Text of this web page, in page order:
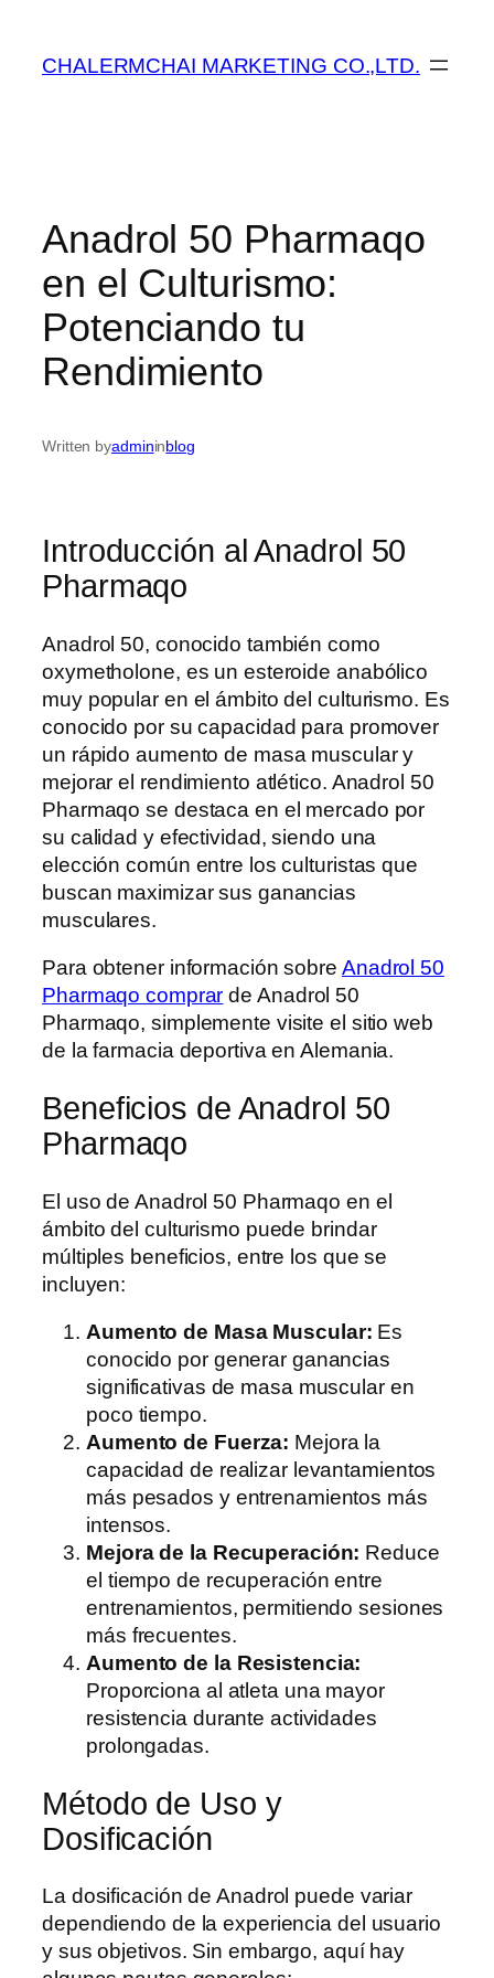
CHALERMCHAI MARKETING CO.,LTD.
Anadrol 50 Pharmaqo
en el Culturismo:
Potenciando tu
Rendimiento
Written byadmininblog
Introducción al Anadrol 50
Pharmaqo
Anadrol 50, conocido también como
oxymetholone, es un esteroide anabólico
muy popular en el ámbito del culturismo. Es
conocido por su capacidad para promover
un rápido aumento de masa muscular y
mejorar el rendimiento atlético. Anadrol 50
Pharmaqo se destaca en el mercado por
su calidad y efectividad, siendo una
elección común entre los culturistas que
buscan maximizar sus ganancias
musculares.
Para obtener información sobre Anadrol 50
Pharmaqo comprar de Anadrol 50
Pharmaqo, simplemente visite el sitio web
de la farmacia deportiva en Alemania.
Beneficios de Anadrol 50
Pharmaqo
El uso de Anadrol 50 Pharmaqo en el
ámbito del culturismo puede brindar
múltiples beneficios, entre los que se
incluyen:
Aumento de Masa Muscular: Es
conocido por generar ganancias
significativas de masa muscular en
poco tiempo.
Aumento de Fuerza: Mejora la
capacidad de realizar levantamientos
más pesados y entrenamientos más
intensos.
Mejora de la Recuperación: Reduce
el tiempo de recuperación entre
entrenamientos, permitiendo sesiones
más frecuentes.
Aumento de la Resistencia:
Proporciona al atleta una mayor
resistencia durante actividades
prolongadas.
Método de Uso y
Dosificación
La dosificación de Anadrol puede variar
dependiendo de la experiencia del usuario
y sus objetivos. Sin embargo, aquí hay